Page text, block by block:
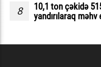
8
10,1 ton çəkidə
yandırılaraq məhv